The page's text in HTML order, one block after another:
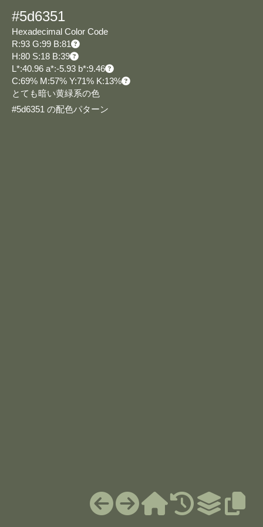
#5d6351
Hexadecimal Color Code
R:93 G:99 B:81
H:80 S:18 B:39
L*:40.96 a*:-5.93 b*:9.46
C:69% M:57% Y:71% K:13%
とても暗い黄緑系の色
#5d6351 の配色パターン